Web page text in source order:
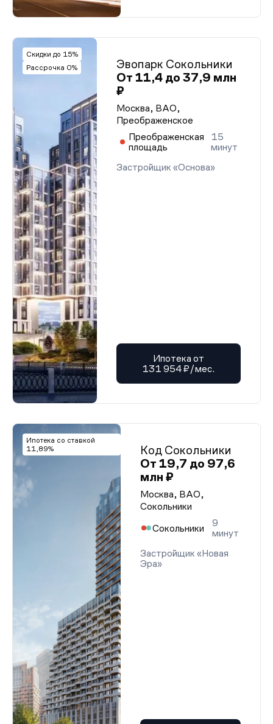
Скидки до 15%
Рассрочка 0%
Эвопарк Сокольники
От 11,4 до 37,9 млн
₽
Москва, ВАО,
Преображенское
Преображенская
площадь
15
минут
Застройщик «Основа»
Ипотека от
131 954 ₽/мес.
Ипотека со ставкой
11,89%
Код Сокольники
От 19,7 до 97,6
млн ₽
Москва, ВАО,
Сокольники
Сокольники
9
минут
Застройщик «Новая
Эра»